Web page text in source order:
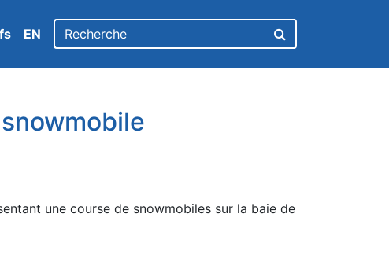
EN
une course de snowmobiles sur la baie de